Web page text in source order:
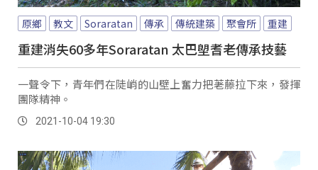
原鄉 教文 Soraratan 傳承 傳統建築 聚會所 重建
重建消失60多年Soraratan 太巴塱耆老傳承技藝
一聲令下，青年們在陡峭的山壁上奮力把荖藤拉下來，發揮
團隊精神。
2021-10-04 19:30